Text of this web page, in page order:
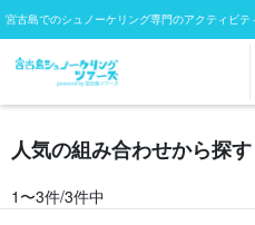
宮古島でのシュノーケリング専門のアクティビテ
人気の組み合わせから探す
1〜3件/3件中